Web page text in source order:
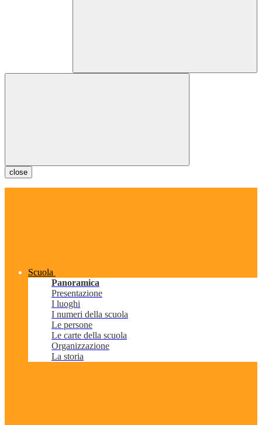
close
Scuola
Panoramica
Presentazione
I luoghi
I numeri della scuola
Le persone
Le carte della scuola
Organizzazione
La storia